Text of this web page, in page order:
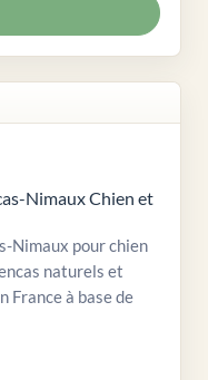
Nimaux Chien et
Nimaux pour chien
naturels et
France à base de